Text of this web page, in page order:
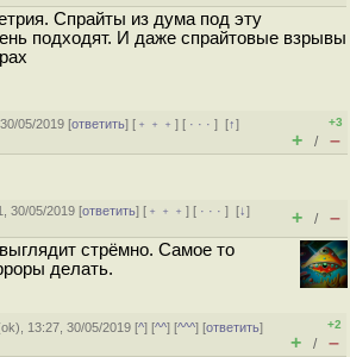
Спрайты из дума под эту
подходят. И даже спрайтовые взрывы
05/2019 [ответить] [ ﹢﹢﹢] [ · · ·][↑]
+3
+ / –
30/05/2019 [ответить] [ ﹢﹢﹢] [ · · ·][↓]
+ / –
стрёмно. Самое то
делать.
ok), 13:27, 30/05/2019 [^] [^^] [^^^] [ответить]
+2
+ / –